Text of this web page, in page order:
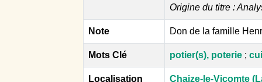
Origine du titre :
Note Don de la famille
Mots Clé potier(s), poterie ;
Localisation
Chaize-le-Vicomte